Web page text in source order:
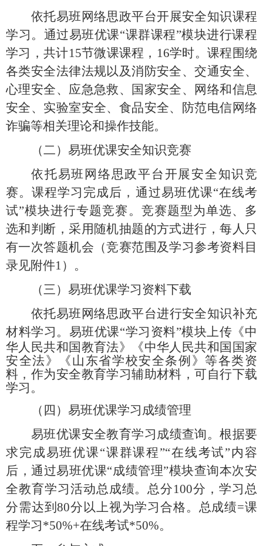
依托易班网络思政平台开展安全知识课程
学习。通过易班优课“课群课程”模块进行课程
学习，共计15节微课课程，16学时。课程围绕
各类安全法律法规以及消防安全、交通安全、
心理安全、应急急救、国家安全、网络和信息
安全、实验室安全、食品安全、防范电信网络
诈骗等相关理论和操作技能。
（二）易班优课安全知识竞赛
依托易班网络思政平台开展安全知识竞
赛。课程学习完成后，通过易班优课“在线考
试”模块进行专题竞赛。竞赛题型为单选、多
选和判断，采用随机抽题的方式进行，每人只
有一次答题机会 （竞赛范围及学习参考资料目
录见附件1）。
（三）易班优课学习资料下载
依托易班网络思政平台进行安全知识补充
材料学习。 易班优课“学习资料”模块上传 《中
华人民共和国教育法》《中华人民共和国国家
安全法》
《山东省学校安全条例》等各类资
料，作为安全教育学习辅助材料，可自行下载
学习。
（四）易班优课学习成绩管理
易班优课安全教育学习成绩查询。根据要
求完成易班优课“课群课程”“在线考试”内容
后，通过易班优课“成绩管理”模块查询本次安
全教育学习活动总成绩。总分100分，学习总
分需达到80分以上视为学习合格。总成绩=课
程学习*50%+在线考试*50%。